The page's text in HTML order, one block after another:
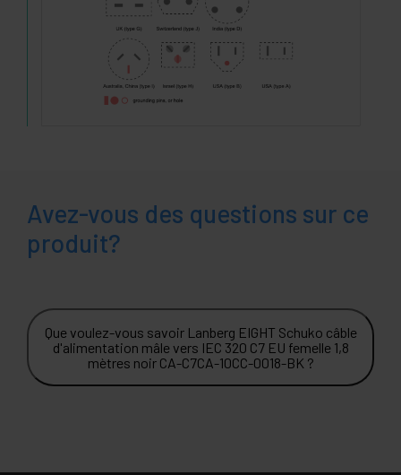
Avez-vous des questions sur ce
produit?
Que voulez-vous savoir Lanberg EIGHT Schuko câble
d'alimentation mâle vers IEC 320 C7 EU femelle 1,8
mètres noir CA-C7CA-10CC-0018-BK ?